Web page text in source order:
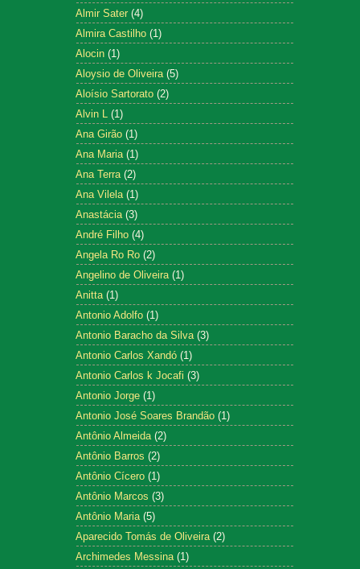
Almir Sater (4)
Almira Castilho (1)
Alocin (1)
Aloysio de Oliveira (5)
Aloísio Sartorato (2)
Alvin L (1)
Ana Girão (1)
Ana Maria (1)
Ana Terra (2)
Ana Vilela (1)
Anastácia (3)
André Filho (4)
Angela Ro Ro (2)
Angelino de Oliveira (1)
Anitta (1)
Antonio Adolfo (1)
Antonio Baracho da Silva (3)
Antonio Carlos Xandó (1)
Antonio Carlos k Jocafi (3)
Antonio Jorge (1)
Antonio José Soares Brandão (1)
Antônio Almeida (2)
Antônio Barros (2)
Antônio Cícero (1)
Antônio Marcos (3)
Antônio Maria (5)
Aparecido Tomás de Oliveira (2)
Archimedes Messina (1)